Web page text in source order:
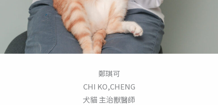
鄭琪可
CHI KO,CHENG
犬貓 主治獸醫師